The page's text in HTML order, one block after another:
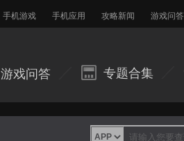
手机游戏 手机应用 攻略新闻 游戏问答
游戏问答 专题合集